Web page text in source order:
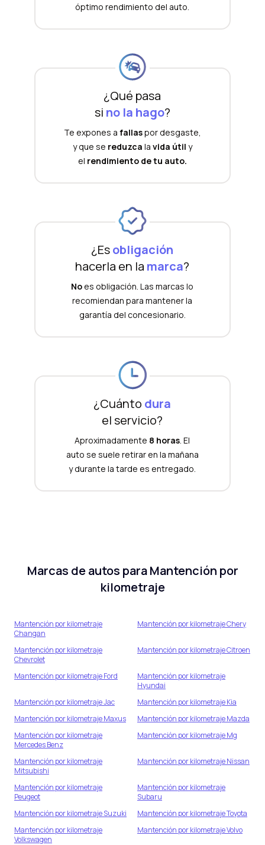
óptimo rendimiento del auto.
¿Qué pasa
si no la hago?
Te expones a fallaspor desgaste,
y que se reduzca la vida útil y
el rendimiento de tu auto.
¿Esobligación
hacerla en la marca?
Noes obligación. Las marcas lo
recomiendan para mantener la
garantía del concesionario.
¿Cuánto dura
el servicio?
Aproximadamente 8 horas. El
auto se suele retirar en la mañana
y durante la tarde es entregado.
Marcas de autos paraMantención por
kilometraje
Mantención por kilometraje
Changan
Mantención por kilometrajeChery
Mantención por kilometraje
Chevrolet
Mantención por kilometrajeCitroen
Mantención por kilometrajeFord
Mantención por kilometraje
Hyundai
Mantención por kilometrajeJac Mantención por kilometrajeKia
Mantención por kilometrajeMaxus Mantención por kilometrajeMazda
Mantención por kilometraje
Mercedes Benz
Mantención por kilometrajeMg
Mantención por kilometraje
Mitsubishi
Mantención por kilometrajeNissan
Mantención por kilometraje
Peugeot
Mantención por kilometraje
Subaru
Mantención por kilometrajeSuzuki Mantención por kilometrajeToyota
Mantención por kilometraje
Volkswagen
Mantención por kilometrajeVolvo